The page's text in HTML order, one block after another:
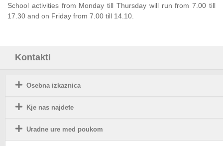
School activities from Monday till Thursday will run from 7.00 till
17.30 and on Friday from 7.00 till 14.10.
Kontakti
Osebna izkaznica
Kje nas najdete
Uradne ure med poukom